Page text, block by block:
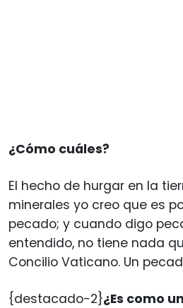
¿Cómo cuáles?
El hecho de hurgar en la
minerales yo creo que es
pecado; y cuando digo
entendido, no tiene nada
Concilio Vaticano. Un
{destacado-2}¿Es como